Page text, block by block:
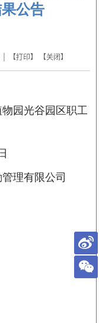
公告
| 【打印】 【关闭】
园光谷园区职工
理有限公司